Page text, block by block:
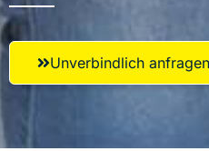
Unverbindlich anfragen